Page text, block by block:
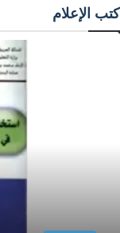
كتب الإعلام